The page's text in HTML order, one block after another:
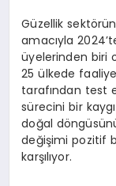
Güzellik
amacıyla
üyelerinden biri
25 ülkede
tarafından test
sürecini bir
doğal
değişimi pozitif
karşılıyor.